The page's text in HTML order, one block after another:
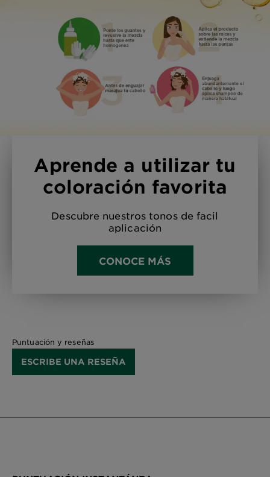
Aprende a utilizar tu
coloración favorita
Descubre nuestros tonos de facil
aplicación
CONOCE MÁS
Puntuación y reseñas
ESCRIBE UNA RESEÑA